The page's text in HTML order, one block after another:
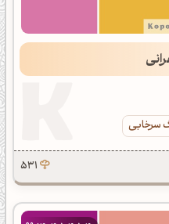
سرخابی
531